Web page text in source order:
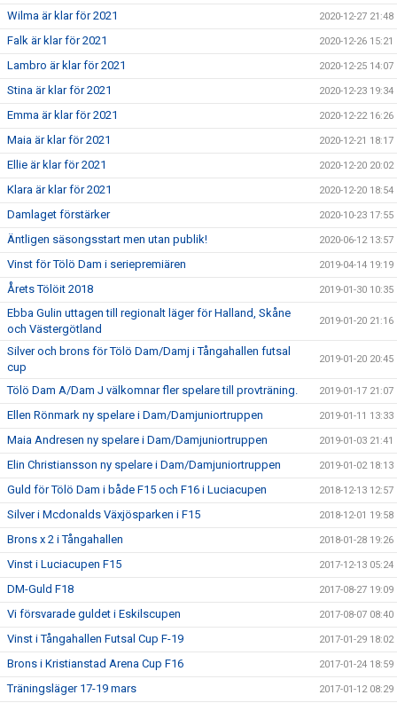
Wilma är klar för 2021 2020-12-27 21:48
Falk är klar för 2021 2020-12-26 15:21
Lambro är klar för 2021 2020-12-25 14:07
Stina är klar för 2021 2020-12-23 19:34
Emma är klar för 2021 2020-12-22 16:26
Maia är klar för 2021 2020-12-21 18:17
Ellie är klar för 2021 2020-12-20 20:02
Klara är klar för 2021 2020-12-20 18:54
Damlaget förstärker 2020-10-23 17:55
Äntligen säsongsstart men utan publik! 2020-06-12 13:57
Vinst för Tölö Dam i seriepremiären 2019-04-14 19:19
Årets Tölöit 2018 2019-01-30 10:35
Ebba Gulin uttagen till regionalt läger för Halland, Skåne
och Västergötland
2019-01-20 21:16
Silver och brons för Tölö Dam/Damj i Tångahallen futsal
cup
2019-01-20 20:45
Tölö Dam A/Dam J välkomnar fler spelare till provträning. 2019-01-17 21:07
Ellen Rönmark ny spelare i Dam/Damjuniortruppen 2019-01-11 13:33
Maia Andresen ny spelare i Dam/Damjuniortruppen 2019-01-03 21:41
Elin Christiansson ny spelare i Dam/Damjuniortruppen 2019-01-02 18:13
Guld för Tölö Dam i både F15 och F16 i Luciacupen 2018-12-13 12:57
Silver i Mcdonalds Växjösparken i F15 2018-12-01 19:58
Brons x 2 i Tångahallen 2018-01-28 19:26
Vinst i Luciacupen F15 2017-12-13 05:24
DM-Guld F18 2017-08-27 19:09
Vi försvarade guldet i Eskilscupen 2017-08-07 08:40
Vinst i Tångahallen Futsal Cup F-19 2017-01-29 18:02
Brons i Kristianstad Arena Cup F16 2017-01-24 18:59
Träningsläger 17-19 mars 2017-01-12 08:29